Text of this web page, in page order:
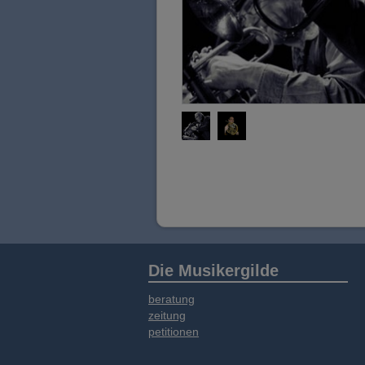
Die Musikergilde
beratung
zeitung
petitionen